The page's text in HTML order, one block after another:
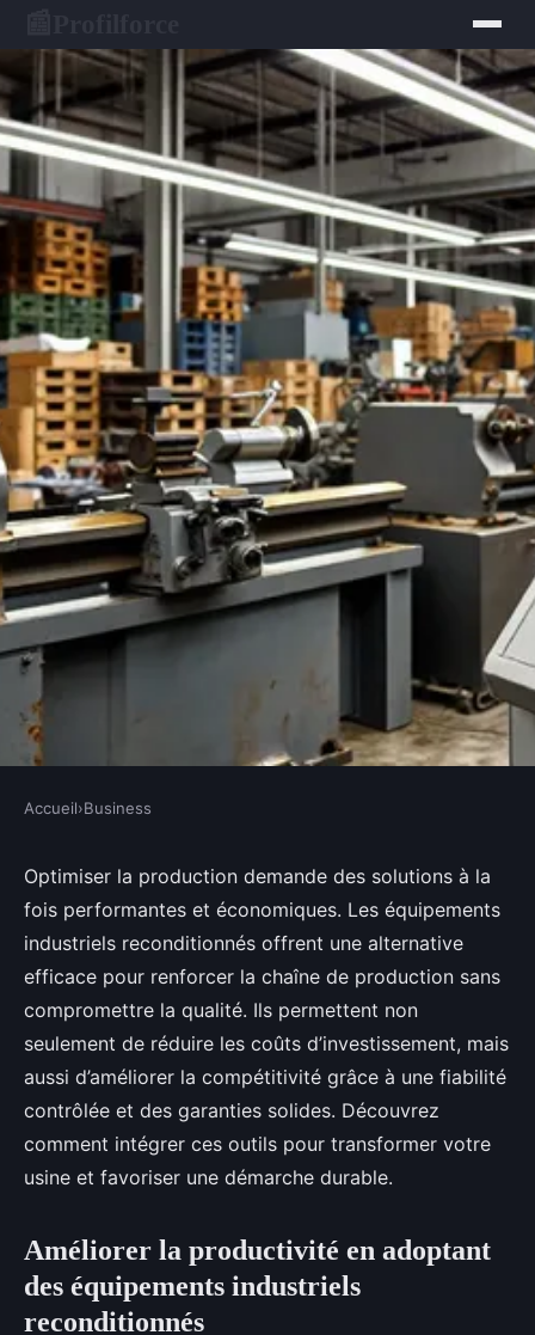
Optimisez votre production
grâce à des équipements
industriels reconditionnés
Louane•8 octobre 2025•8 min de lecture
Accueil›Business
Optimiser la production demande des solutions à la
fois performantes et économiques. Les équipements
industriels reconditionnés offrent une alternative
efficace pour renforcer la chaîne de production sans
compromettre la qualité. Ils permettent non
seulement de réduire les coûts d’investissement, mais
aussi d’améliorer la compétitivité grâce à une fiabilité
contrôlée et des garanties solides. Découvrez
comment intégrer ces outils pour transformer votre
usine et favoriser une démarche durable.
Améliorer la productivité en adoptant
des équipements industriels
reconditionnés